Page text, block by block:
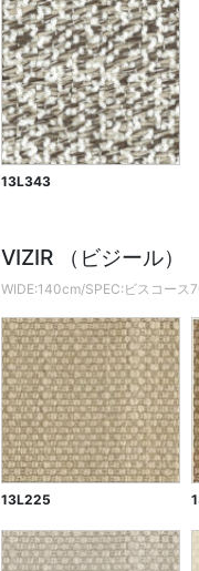
13L343
VIZIR （ビジール）
WIDE:140cm/SPEC:ビスコー
13L225